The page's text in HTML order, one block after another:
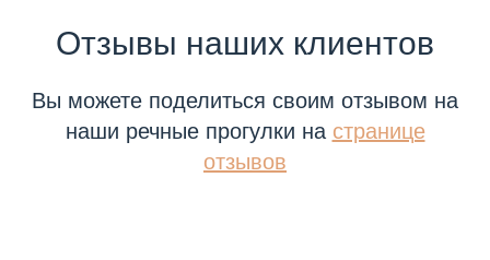
Отзывы наших клиентов
Вы можете поделиться своим отзывом на
наши речные прогулки на странице
отзывов